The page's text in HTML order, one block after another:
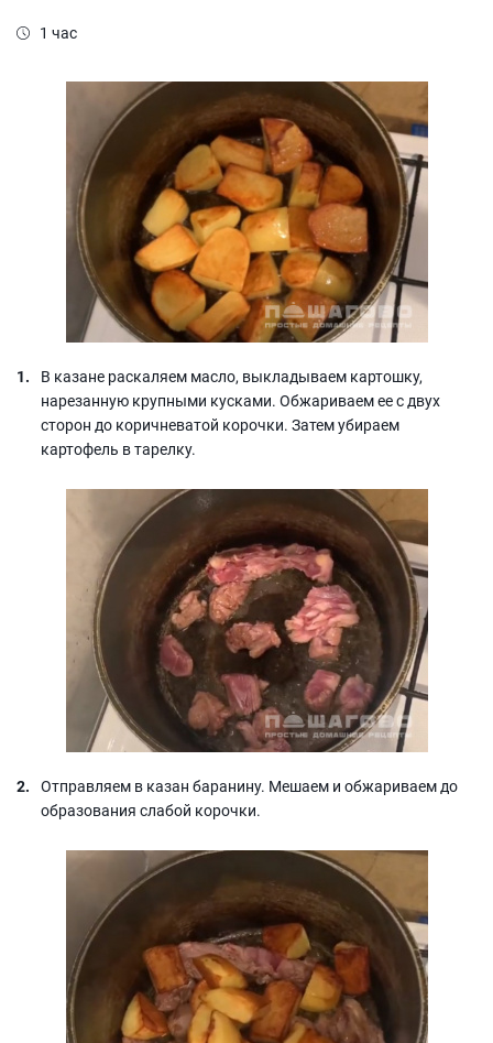
1 час
В казане раскаляем масло, выкладываем картошку,
нарезанную крупными кусками. Обжариваем ее с двух
сторон до коричневатой корочки. Затем убираем
картофель в тарелку.
Отправляем в казан баранину. Мешаем и обжариваем до
образования слабой корочки.